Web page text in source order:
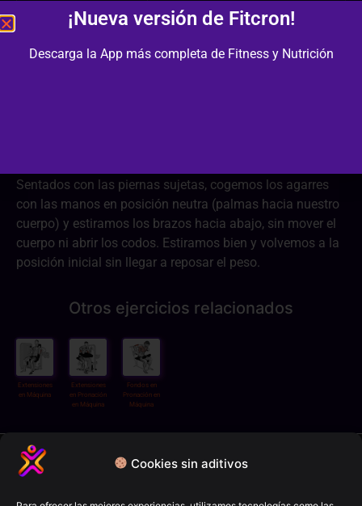
Cookies sin aditivos
involucrados:
Tríceps, Antebrazo
Sentados con las piernas sujetas, cogemos los agarres
con las manos en posición neutra (palmas hacia nuestro
cuerpo) y estiramos los brazos hacia abajo, sin mover el
cuerpo ni abrir los codos. Estiramos bien y volvemos a la
posición inicial sin llegar a reposar el peso.
Otros ejercicios relacionados
Extensiones
en Máquina
Extensiones
en Pronación
en Máquina
Fondos en
Pronación en
Máquina
¡Nueva versión de Fitcron!
Descarga la App más completa de Fitness y Nutrición